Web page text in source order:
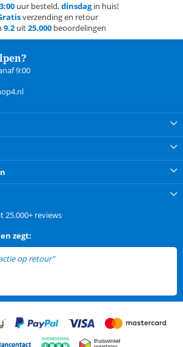
uur besteld,dinsdagin huis!
verzending en retour
9.2 uit25.000 beoordelingen
9:00
25.000+ reviews
en zegt:
op retour"